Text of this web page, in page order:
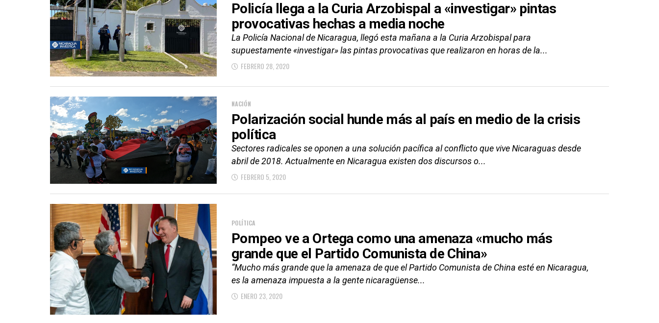
Policía llega a la Curia Arzobispal a «investigar» pintas
provocativas hechas a media noche
La Policía Nacional de Nicaragua, llegó esta mañana a la Curia Arzobispal para
supuestamente «investigar» las pintas provocativas que realizaron en horas de la...
FEBRERO 28, 2020
NACIÓN
Polarización social hunde más al país en medio de la crisis
política
Sectores radicales se oponen a una solución pacífica al conflicto que vive Nicaraguas desde
abril de 2018. Actualmente en Nicaragua existen dos discursos o...
FEBRERO 5, 2020
POLÍTICA
Pompeo ve a Ortega como una amenaza «mucho más
grande que el Partido Comunista de China»
“Mucho más grande que la amenaza de que el Partido Comunista de China esté en Nicaragua,
es la amenaza impuesta a la gente nicaragüense...
ENERO 23, 2020